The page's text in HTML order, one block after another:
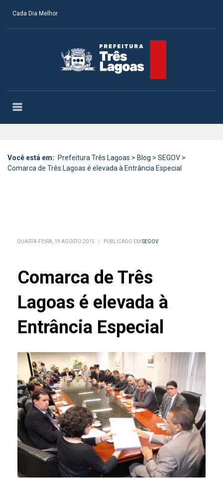
Cada Dia Melhor
Você está em: Prefeitura Três Lagoas > Blog > SEGOV >
Comarca de Três Lagoas é elevada à Entrância Especial
QUARTA-FEIRA, 19 AGOSTO 2015 / PUBLICADO EM SEGOV
Comarca de Três
Lagoas é elevada à
Entrância Especial